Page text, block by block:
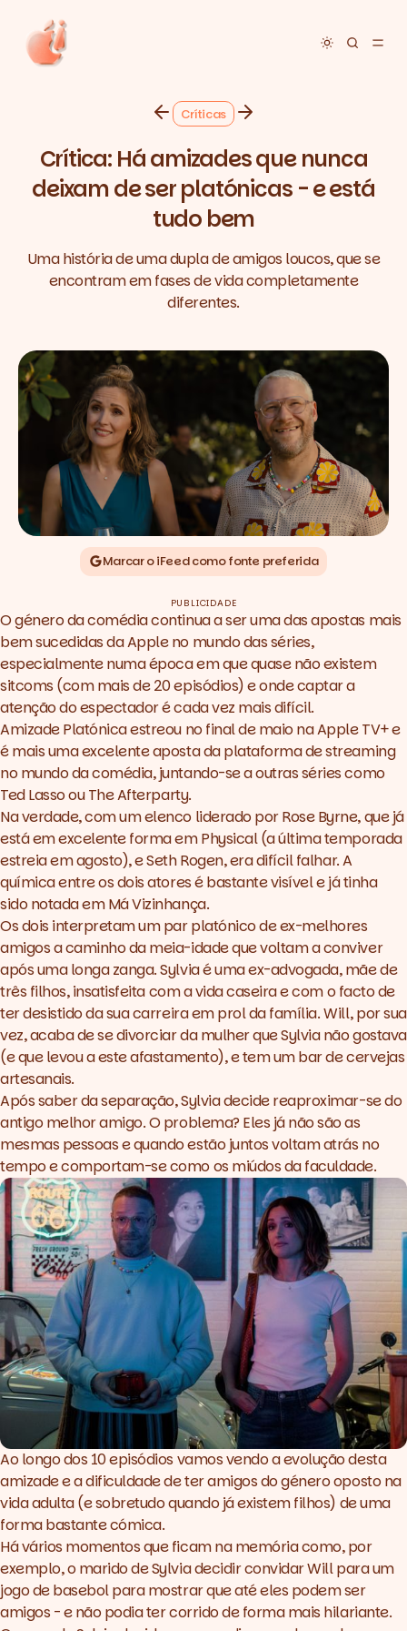
Toggle
Críticas
Crítica: Há amizades que nunca
deixam de ser platónicas - e está
tudo bem
Uma história de uma dupla de amigos loucos, que se
encontram em fases de vida completamente
diferentes.
Marcar o iFeed como fonte preferida
PUBLICIDADE
O género da comédia continua a ser uma das apostas mais
bem sucedidas da Apple no mundo das séries,
especialmente numa época em que quase não existem
sitcoms (com mais de 20 episódios) e onde captar a
atenção do espectador é cada vez mais difícil.
Amizade Platónicaestreou no final de maio na Apple TV+ e
é mais uma excelente aposta da plataforma de streaming
no mundo da comédia, juntando-se a outras séries como
Ted LassoouThe Afterparty.
Na verdade, com um elenco liderado porRose Byrne, que já
está em excelente forma emPhysical(a última temporada
estreia em agosto), eSeth Rogen, era difícil falhar. A
química entre os dois atores é bastante visível e já tinha
sido notada emMá Vizinhança.
Os dois interpretam um par platónico de ex-melhores
amigos a caminho da meia-idade que voltam a conviver
após uma longa zanga. Sylvia é uma ex-advogada, mãe de
três filhos, insatisfeita com a vida caseira e com o facto de
ter desistido da sua carreira em prol da família. Will, por sua
vez, acaba de se divorciar da mulher que Sylvia não gostava
(e que levou a este afastamento), e tem um bar de cervejas
artesanais.
Após saber da separação, Sylvia decide reaproximar-se do
antigo melhor amigo. O problema? Eles já não são as
mesmas pessoas e quando estão juntos voltam atrás no
tempo e comportam-se como os miúdos da faculdade.
Ao longo dos 10 episódios vamos vendo a evolução desta
amizade e a dificuldade de ter amigos do género oposto na
vida adulta (e sobretudo quando já existem filhos) de uma
forma bastante cómica.
Há vários momentos que ficam na memória como, por
exemplo, o marido de Sylvia decidir convidar Will para um
jogo de basebol para mostrar que até eles podem ser
amigos - e não podia ter corrido de forma mais hilariante.